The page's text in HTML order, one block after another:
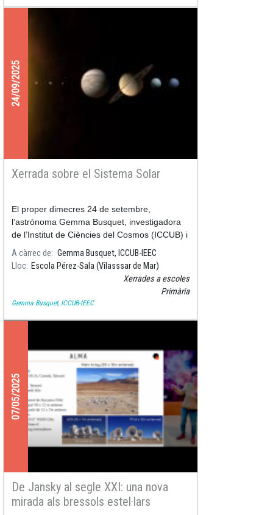
24/09/2025
Xerrada sobre el Sistema Solar
El proper dimecres 24 de setembre,
l’astrònoma Gemma Busquet, investigadora
de l’Institut de Ciències del Cosmos (ICCUB) i
de l’Institut d’Estudis Espacials de Catalunya
(IEEC), visitarà l’escola P
A càrrec de
Gemma Busquet, ICCUB-IEEC
Lloc Escola Pérez-Sala (Vilasssar de Mar)
Xerrades a escoles
Primària
Gemma Busquet, ICCUB-IEEC
07/05/2025
De Jansky al segle XXI: una nova
mirada als bressols estel·lars